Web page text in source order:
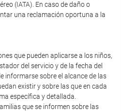
(IATA). En caso de daño o
una reclamación oportuna a la
que pueden aplicarse a los niños,
del servicio y de la fecha del
informarse sobre el alcance de las
existir y sobre las que en cada
específica y detallada.
que se informen sobre las